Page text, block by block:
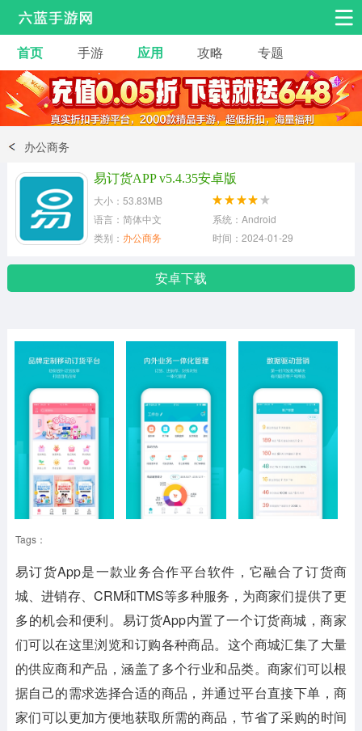
安卓手游 手游工具
热门手游 角色扮演 益智休闲
动作射击
冒险解谜 经营养成
体育竞技
首页 手游 应用 攻略 专题
办公商务
易订货APP v5.4.35安卓版
大小：53.83MB
语言：简体中文
系统：Android
类别： 办公商务 时间：2024-01-29
安卓下载
Tags：
易订货App是一款业务合作平台软件，它融合了订货商
城、进销存、CRM和TMS等多种服务，为商家们提供了更
多的机会和便利。易订货App内置了一个订货商城，商家
们可以在这里浏览和订购各种商品。这个商城汇集了大量
的供应商和产品，涵盖了多个行业和品类。商家们可以根
据自己的需求选择合适的商品，并通过平台直接下单，商
家们可以更加方便地获取所需的商品，节省了采购的时间